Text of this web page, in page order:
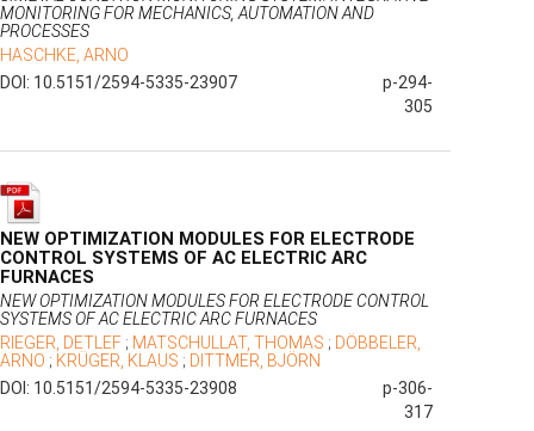
MONITORING FOR MECHANICS, AUTOMATION AND
PROCESSES
HASCHKE, ARNO
DOI: 10.5151/2594-5335-23907
p-294-
305
NEW OPTIMIZATION MODULES FOR ELECTRODE
CONTROL SYSTEMS OF AC ELECTRIC ARC
FURNACES
NEW OPTIMIZATION MODULES FOR ELECTRODE CONTROL
SYSTEMS OF AC ELECTRIC ARC FURNACES
RIEGER, DETLEF ; MATSCHULLAT, THOMAS ; DÖBBELER,
ARNO ; KRÜGER, KLAUS ; DITTMER, BJÖRN
DOI: 10.5151/2594-5335-23908
p-306-
317